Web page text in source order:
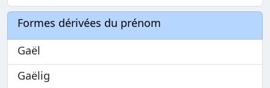
Formes dérivées du prénom
Gaël
Gaëlig